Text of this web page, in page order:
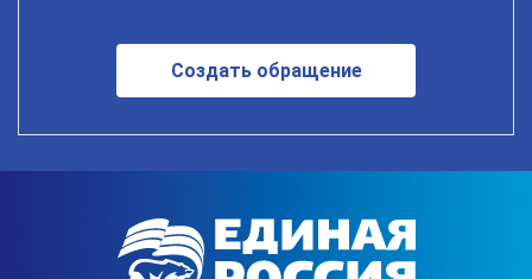
Создать обращение